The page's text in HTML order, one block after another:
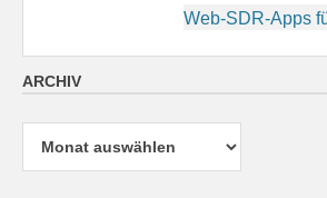
Web-SDR-Apps
ARCHIV
Archiv